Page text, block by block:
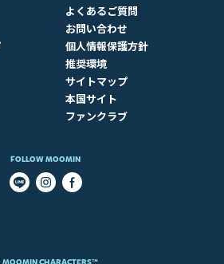
よくあるご質問
お問い合わせ
個人情報保護方針
推奨環境
サイトマップ
本国サイト
ファンクラブ
FOLLOW MOOMIN